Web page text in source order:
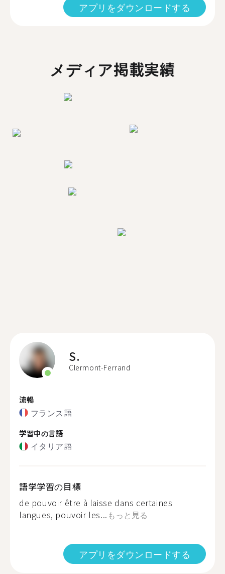
アプリをダウンロードする
メディア掲載実績
S.
Clermont-Ferrand
流暢
フランス語
学習中の言語
イタリア語
語学学習の目標
de pouvoir être à laisse dans certaines
langues, pouvoir les... もっと見る
アプリをダウンロードする